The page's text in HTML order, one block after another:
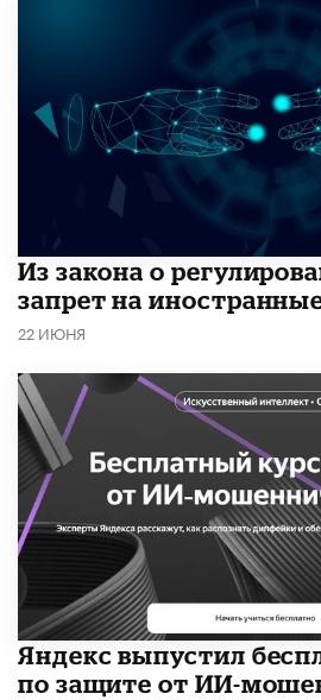
Из закона о
запрет на
22 ИЮНЯ
​Яндекс выпустил
по защите от ИИ-